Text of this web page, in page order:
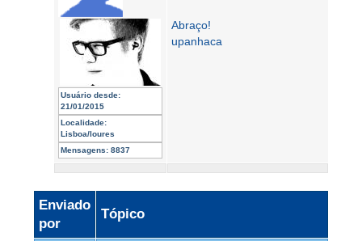
Usuário desde:
21/01/2015
Localidade:
Lisboa/loures
Mensagens: 8837
Abraço!
upanhaca
Enviado
por
Tópico